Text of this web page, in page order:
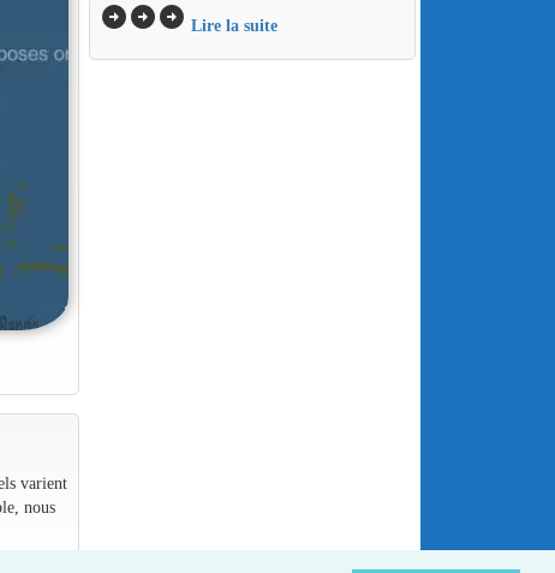
varient
nous
arrow_circle_rightarrow_circle_rightarrow_circle_right Lire la suite